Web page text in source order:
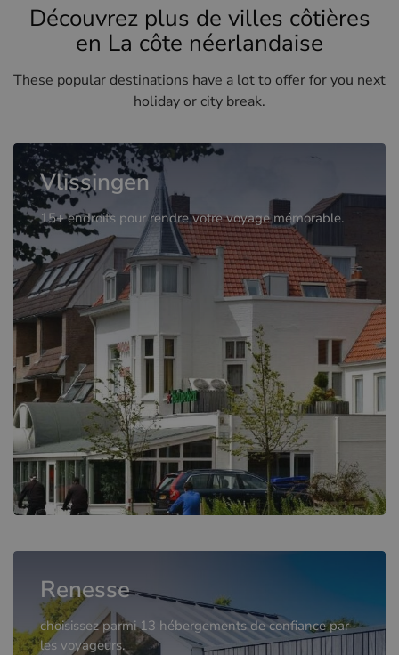
Découvrez plus de villes côtières
en La côte néerlandaise
These popular destinations have a lot to offer for you next
holiday or city break.
Vlissingen
15+ endroits pour rendre votre voyage mémorable.
Renesse
choisissez parmi 13 hébergements de confiance par
les voyageurs.